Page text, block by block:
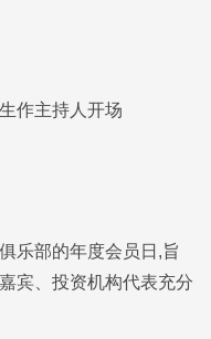
作主持人开场
乐部的年度会员日,旨
宾、投资机构代表充分